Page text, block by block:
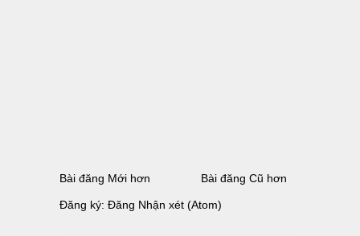
Bài đăng Mới hơn Bài đăng Cũ hơn
Đăng ký: Đăng Nhận xét (Atom)